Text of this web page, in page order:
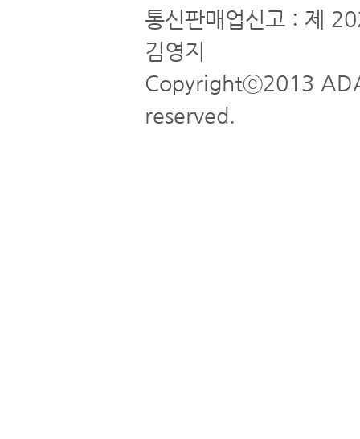
통신판매업신고 : 제
김영지
Copyrightⓒ2013
reserved.